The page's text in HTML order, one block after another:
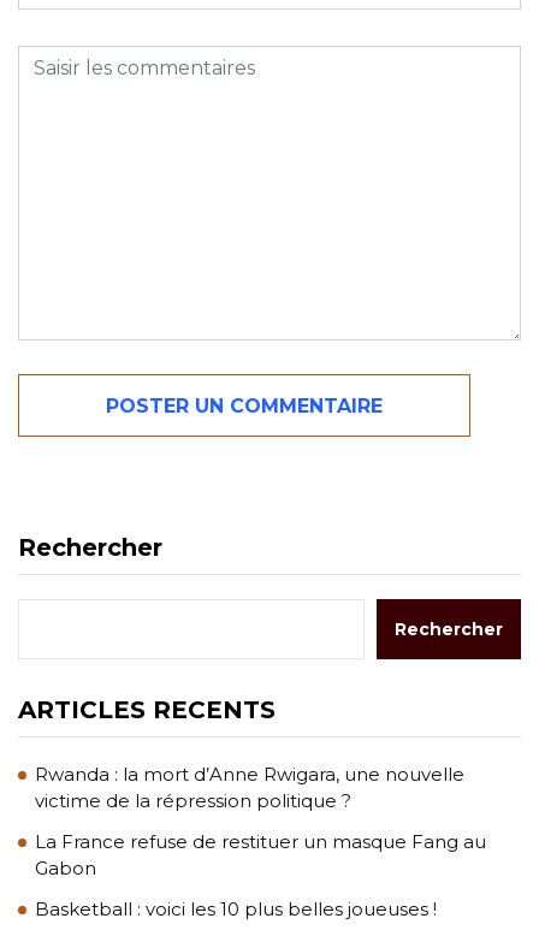
Rechercher
Rechercher
ARTICLES RECENTS
Rwanda : la mort d’Anne Rwigara, une nouvelle
victime de la répression politique ?
La France refuse de restituer un masque Fang au
Gabon
Basketball : voici les 10 plus belles joueuses !